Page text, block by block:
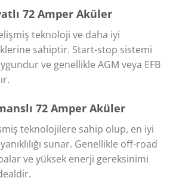
72 Amper Aküler
teknoloji ve daha iyi
sahiptir. Start-stop sistemi
ve genellikle AGM veya EFB
72 Amper Aküler
teknolojilere sahip olup, en iyi
sunar. Genellikle off-road
ve yüksek enerji gereksinimi